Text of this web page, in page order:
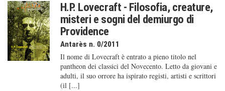
H.P. Lovecraft - Filosofia, creature,
misteri e sogni del demiurgo di
Providence
Antarès n. 0/2011
Il nome di Lovecraft è entrato a pieno titolo nel
pantheon dei classici del Novecento. Letto da giovani e
adulti, il suo orrore ha ispirato registi, artisti e scrittori
(il [...]